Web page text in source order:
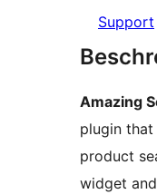
Support
Amazing
plugin
product
widget